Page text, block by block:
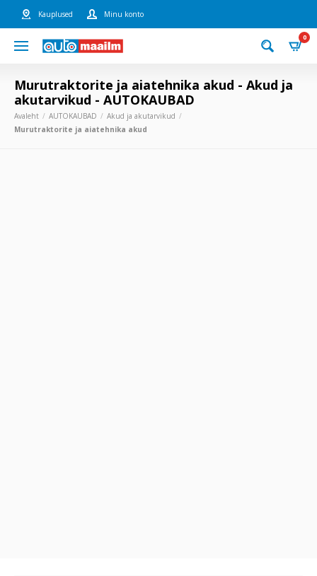
Kauplused Minu konto
0
Murutraktorite ja aiatehnika akud - Akud ja
akutarvikud - AUTOKAUBAD
Avaleht AUTOKAUBAD
Akud ja akutarvikud
Murutraktorite ja aiatehnika akud